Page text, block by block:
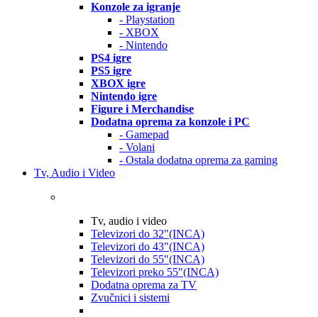
Konzole za igranje
- Playstation
- XBOX
- Nintendo
PS4 igre
PS5 igre
XBOX igre
Nintendo igre
Figure i Merchandise
Dodatna oprema za konzole i PC
- Gamepad
- Volani
- Ostala dodatna oprema za gaming
Tv, Audio i Video
Tv, audio i video
Televizori do 32"(INCA)
Televizori do 43"(INCA)
Televizori do 55"(INCA)
Televizori preko 55"(INCA)
Dodatna oprema za TV
Zvučnici i sistemi